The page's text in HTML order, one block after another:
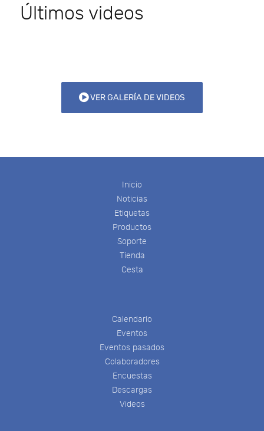
Últimos videos
VER GALERÍA DE VIDEOS
Inicio
Noticias
Etiquetas
Productos
Soporte
Tienda
Cesta
Calendario
Eventos
Eventos pasados
Colaboradores
Encuestas
Descargas
Videos